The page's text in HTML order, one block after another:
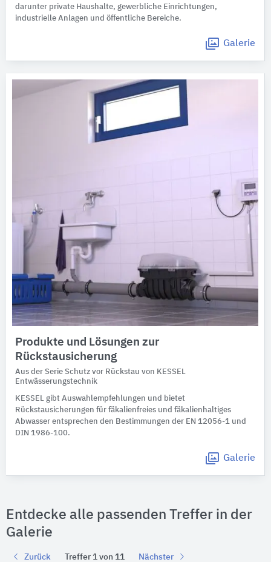
darunter private Haushalte, gewerbliche Einrichtungen,
industrielle Anlagen und öffentliche Bereiche.
Galerie
Produkte und Lösungen zur
Rückstausicherung
Aus der Serie Schutz vor Rückstau von KESSEL
Entwässerungstechnik
KESSEL gibt Auswahlempfehlungen und bietet
Rückstausicherungen für fäkalienfreies und fäkalienhaltiges
Abwasser entsprechen den Bestimmungen der EN 12056-1 und
DIN 1986-100.
Galerie
Entdecke alle passenden Treffer in der
Galerie
Zurück Treffer 1 von 11 Nächster